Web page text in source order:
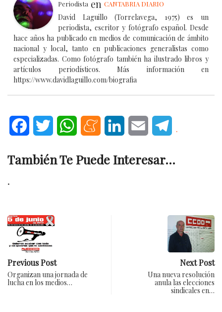
Periodista en CANTABRIA DIARIO
David Laguillo (Torrelavega, 1975) es un
periodista, escritor y fotógrafo español. Desde
hace años ha publicado en medios de comunicación de ámbito
nacional y local, tanto en publicaciones generalistas como
especializadas. Como fotógrafo también ha ilustrado libros y
artículos periodísticos. Más información en
https://www.davidlaguillo.com/biografia
FacebookTwitter WhatsAppMeneameLinkedInEmail .
También Te Puede Interesar...
.
Previous Post
Organizan una jornada de
lucha en los medios…
Next Post
Una nueva resolución
anula las elecciones
sindicales en…